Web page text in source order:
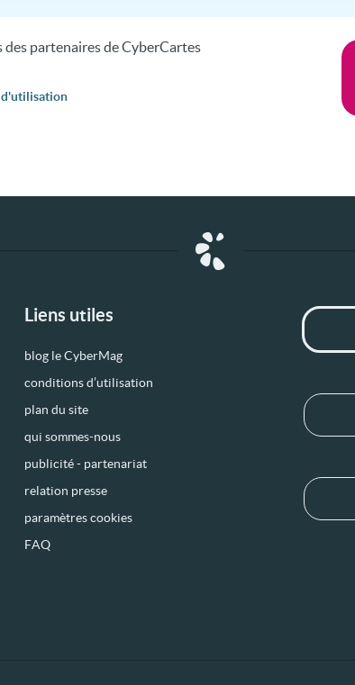
des partenaires de CyberCartes
d'utilisation
Liens utiles
blog le CyberMag
conditions d’utilisation
plan du site
qui sommes-nous
publicité - partenariat
relation presse
paramètres cookies
FAQ